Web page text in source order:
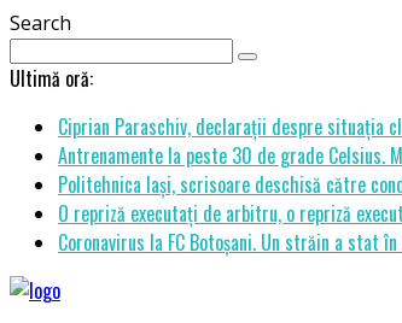
Search
Ultimă oră:
Ciprian Paraschiv, declarații despre situația
Antrenamente la peste 30 de grade
Politehnica Iași, scrisoare deschisă către
O repriză executați de arbitru, o repriză
Coronavirus la FC Botoșani. Un străin a stat